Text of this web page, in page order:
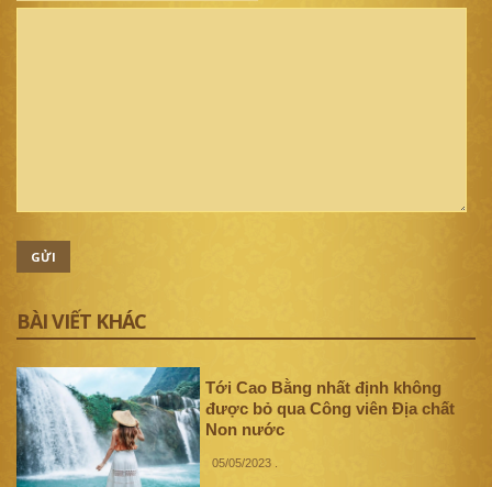
GỬI
BÀI VIẾT KHÁC
Tới Cao Bằng nhất định không
được bỏ qua Công viên Địa chất
Non nước
05/05/2023